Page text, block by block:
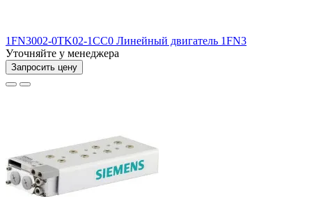
1FN3002-0TK02-1CC0 Линейный двигатель 1FN3
Уточняйте у менеджера
Запросить цену